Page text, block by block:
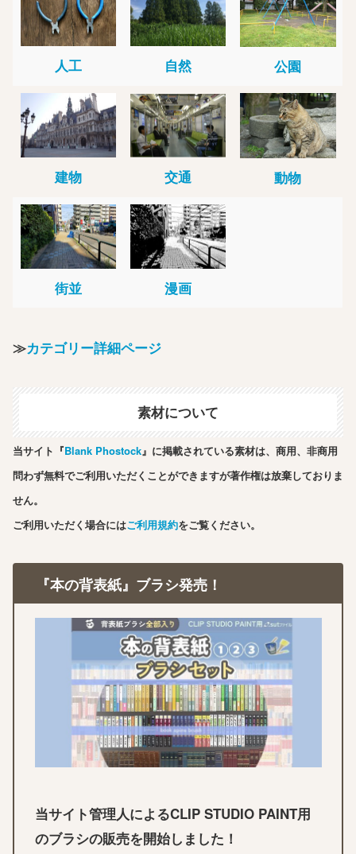
人工 自然 公園
建物 交通 動物
街並 漫画
≫カテゴリー詳細ページ
素材について
当サイト『Blank Phostock』に掲載されている素材は、商用、非商用
問わず無料でご利用いただくことができますが著作権は放棄しておりま
せん。
ご利用いただく場合にはご利用規約をご覧ください。
『本の背表紙』ブラシ発売！
当サイト管理人によるCLIP STUDIO PAINT用
のブラシの販売を開始しました！